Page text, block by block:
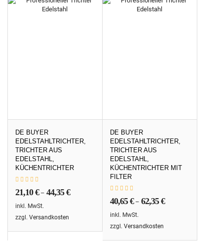
DE BUYER
EDELSTAHLTRICHTER,
TRICHTER AUS
EDELSTAHL,
KÜCHENTRICHTER
21,10€– 44,35€
inkl. MwSt.
zzgl. Versandkosten
DE BUYER
EDELSTAHLTRICHTER,
TRICHTER AUS
EDELSTAHL,
KÜCHENTRICHTER MIT
FILTER
40,65€– 62,35€
inkl. MwSt.
zzgl. Versandkosten